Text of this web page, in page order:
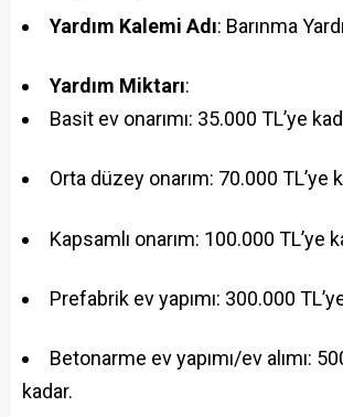
Yardım Kalemi Adı: Barınma
Yardım Miktarı:
Basit ev onarımı: 35.000 TL’ye
Orta düzey onarım: 70.000 TL’ye
Kapsamlı onarım: 100.000 TL’ye
Prefabrik ev yapımı: 300.000
Betonarme ev yapımı/ev alımı:
kadar.